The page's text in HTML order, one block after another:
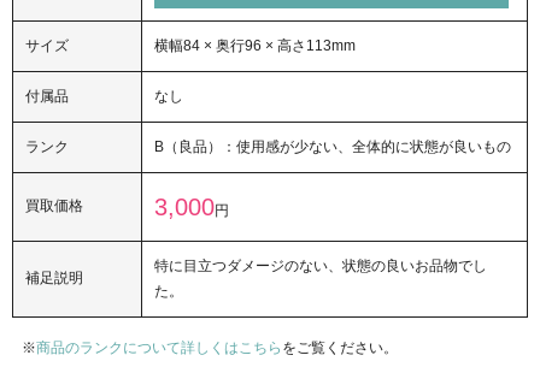
サイズ 横幅84 × 奥行96 × 高さ113mm
付属品 なし
ランク B（良品）：使用感が少ない、全体的に状態が良いもの
買取価格 3,000円
補足説明
特に目立つダメージのない、状態の良いお品物でし
た。
商品のランクについて詳しくはこちら をご覧ください。